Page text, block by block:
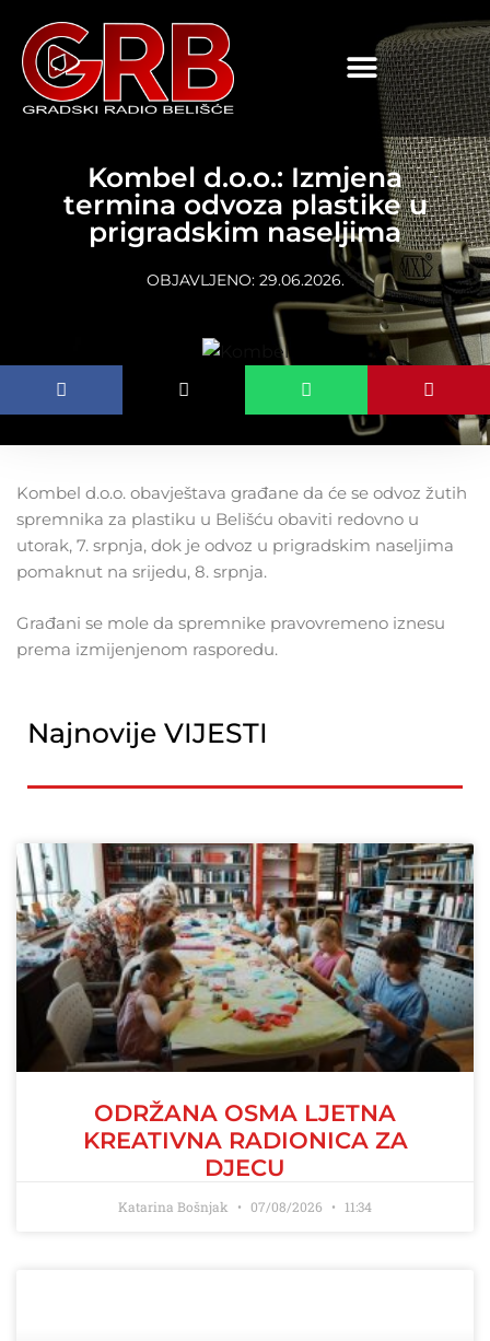
Kombel d.o.o.: Izmjena
termina odvoza plastike u
prigradskim naseljima
OBJAVLJENO: 29.06.2026.
Kombel d.o.o. obavještava građane da će se odvoz žutih
spremnika za plastiku u Belišću obaviti redovno u
utorak, 7. srpnja, dok je odvoz u prigradskim naseljima
pomaknut na srijedu, 8. srpnja.
Građani se mole da spremnike pravovremeno iznesu
prema izmijenjenom rasporedu.
Najnovije VIJESTI
ODRŽANA OSMA LJETNA
KREATIVNA RADIONICA ZA
DJECU
Katarina Bošnjak 07/08/2026 11:34